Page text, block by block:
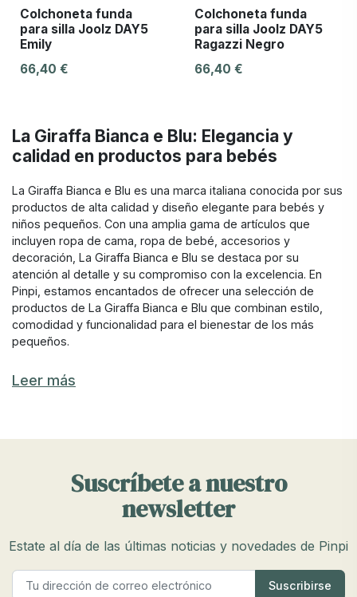
Colchoneta funda
para silla Joolz DAY5
Emily
66,40 €
Colchoneta funda
para silla Joolz DAY5
Ragazzi Negro
66,40 €
La Giraffa Bianca e Blu: Elegancia y
calidad en productos para bebés
La Giraffa Bianca e Blu es una marca italiana conocida por sus
productos de alta calidad y diseño elegante para bebés y
niños pequeños. Con una amplia gama de artículos que
incluyen ropa de cama, ropa de bebé, accesorios y
decoración, La Giraffa Bianca e Blu se destaca por su
atención al detalle y su compromiso con la excelencia. En
Pinpi, estamos encantados de ofrecer una selección de
productos de La Giraffa Bianca e Blu que combinan estilo,
comodidad y funcionalidad para el bienestar de los más
pequeños.
Es una marca que ofrece productos de alta calidad, seguros
y elegantes para bebés y niños pequeños. En Pinpi, estamos
Blu son una excelente opción para los padres que buscan
Variedad de productos La Giraffa Bianca e Blu
diseñados para satisfacer las necesidades diarias de los
bebés y sus padres. Algunos de los productos más
destacados incluyen:
Leer más
Suscríbete a nuestro
newsletter
Estate al día de las últimas noticias y novedades de Pinpi